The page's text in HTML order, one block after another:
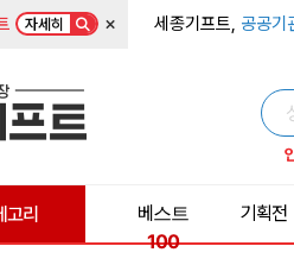
자세히 × 세종기프트, 공공기
고리
베스트
100
기획전